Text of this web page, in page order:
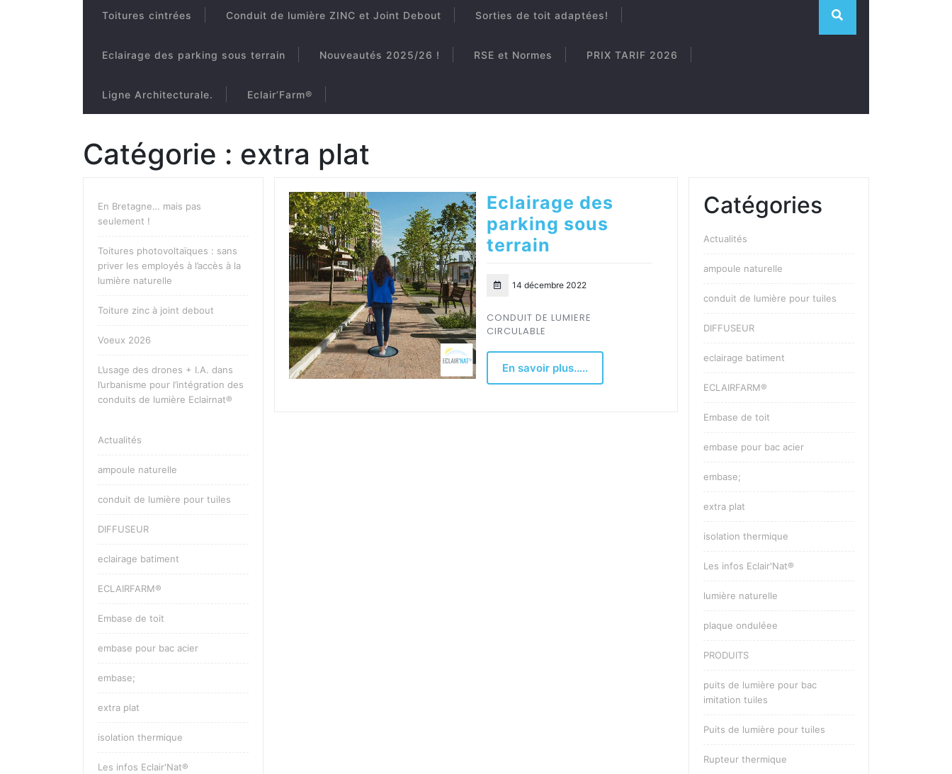
Toitures cintrées Conduit de lumière ZINC et Joint Debout Sorties de toit adaptées!
Eclairage des parking sous terrain Nouveautés 2025/26 ! RSE et Normes PRIX TARIF 2026
Ligne Architecturale. Eclair’Farm®
Catégorie : extra plat
En Bretagne… mais pas
seulement !
Toitures photovoltaïques : sans
priver les employés à l’accès à la
lumière naturelle
Toiture zinc à joint debout
Voeux 2026
L’usage des drones + I.A. dans
l’urbanisme pour l’intégration des
conduits de lumière Eclairnat®
Actualités
ampoule naturelle
conduit de lumière pour tuiles
DIFFUSEUR
eclairage batiment
ECLAIRFARM®
Embase de toit
embase pour bac acier
embase;
extra plat
isolation thermique
Les infos Eclair'Nat®
Eclairage des
parking sous
terrain
14 décembre 2022
CONDUIT DE LUMIERE
CIRCULABLE
En savoir plus.....
Catégories
Actualités
ampoule naturelle
conduit de lumière pour tuiles
DIFFUSEUR
eclairage batiment
ECLAIRFARM®
Embase de toit
embase pour bac acier
embase;
extra plat
isolation thermique
Les infos Eclair'Nat®
lumière naturelle
plaque onduléee
PRODUITS
puits de lumière pour bac
imitation tuiles
Puits de lumière pour tuiles
Rupteur thermique